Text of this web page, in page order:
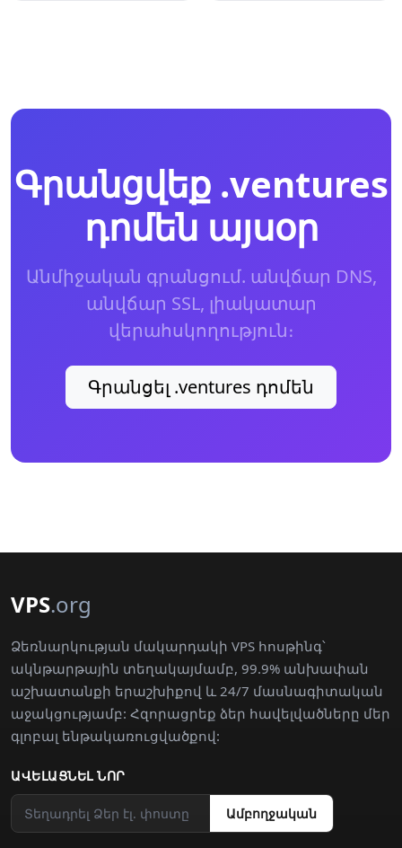
Գրանցվեք .ventures
դոմեն այսօր
Անմիջական գրանցում. անվճար DNS,
անվճար SSL, լիակատար
վերահսկողություն։
Գրանցել .ventures դոմեն
VPS.org
Ձեռնարկության մակարդակի VPS հոսթինգ՝
ակնթարթային տեղակայմամբ, 99.9% անխափան
աշխատանքի երաշխիքով և 24/7 մասնագիտական
աջակցությամբ: Հզորացրեք ձեր հավելվածները մեր
գլոբալ ենթակառուցվածքով:
ԱՎԵԼԱՑՆԵԼ ՆՈՐ
Ամբողջական